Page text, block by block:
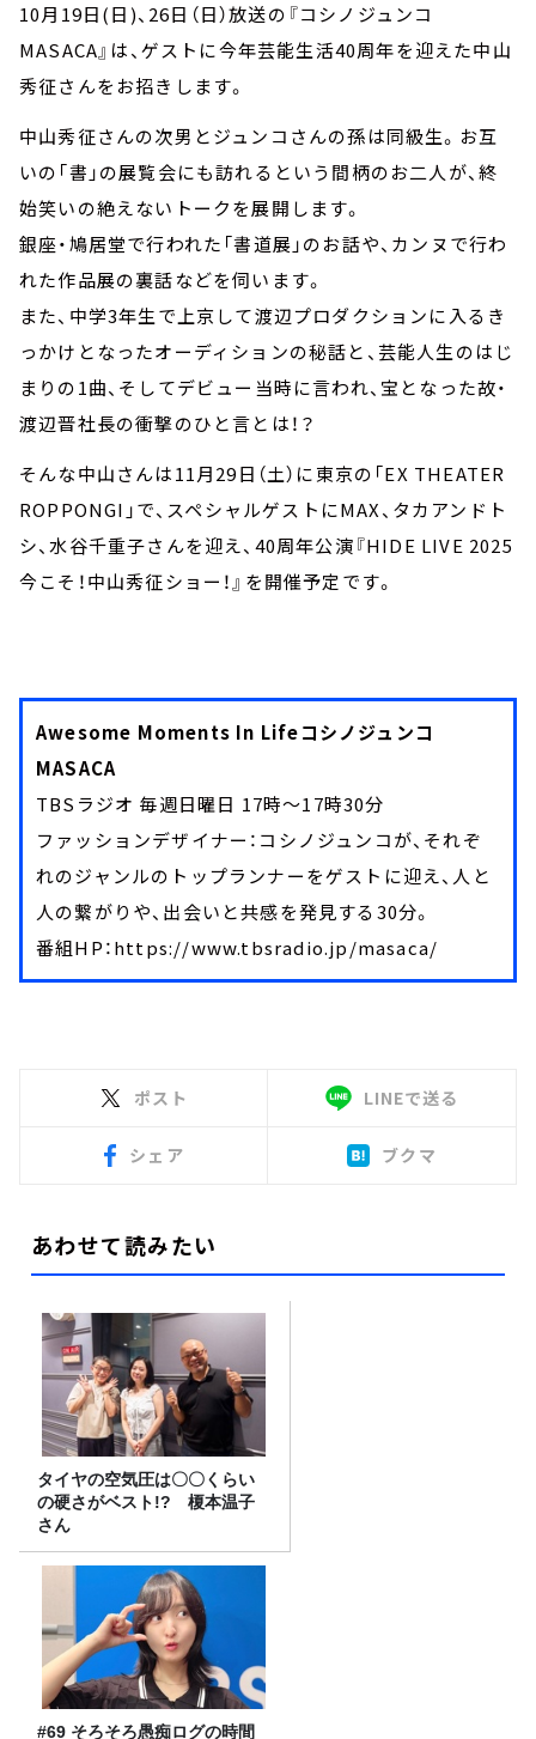
10月19日(日)、26日（日）放送の『コシノジュンコ
MASACA』は、ゲストに今年芸能生活40周年を迎えた中山
秀征さんをお招きします。
中山秀征さんの次男とジュンコさんの孫は同級生。お互
いの「書」の展覧会にも訪れるという間柄のお二人が、終
始笑いの絶えないトークを展開します。
銀座・鳩居堂で行われた「書道展」のお話や、カンヌで行わ
れた作品展の裏話などを伺います。
また、中学3年生で上京して渡辺プロダクションに入るき
っかけとなったオーディションの秘話と、芸能人生のはじ
まりの1曲、そしてデビュー当時に言われ、宝となった故・
渡辺晋社長の衝撃のひと言とは！？
そんな中山さんは11月29日（土）に東京の「EX THEATER
ROPPONGI」で、スペシャルゲストにMAX、タカアンドト
シ、水谷千重子さんを迎え、40周年公演『HIDE LIVE 2025
今こそ！中山秀征ショー！』を開催予定です。
Awesome Moments In Lifeコシノジュンコ
MASACA
TBSラジオ 毎週日曜日 17時～17時30分
ファッションデザイナー：コシノジュンコが、それぞ
れのジャンルのトップランナーをゲストに迎え、人と
人の繋がりや、出会いと共感を発見する30分。
番組HP：https://www.tbsradio.jp/masaca/
ポスト LINEで送る
シェア ブクマ
あわせて読みたい
タイヤの空気圧は〇〇くらい
の硬さがベスト!? 榎本温子
さん
#69 そろそろ愚痴ログの時間